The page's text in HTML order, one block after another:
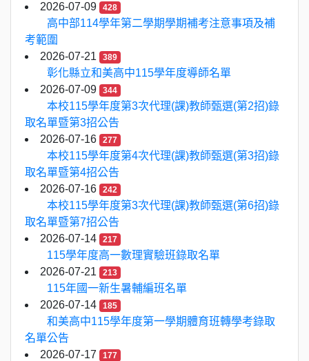
2026-07-09
428
高中部114學年第二學期學期補考注意事項及補
考範圍
2026-07-21
389
彰化縣立和美高中115學年度導師名單
2026-07-09
344
本校115學年度第3次代理(課)教師甄選(第2招)錄
取名單暨第3招公告
2026-07-16
277
本校115學年度第4次代理(課)教師甄選(第3招)錄
取名單暨第4招公告
2026-07-16
242
本校115學年度第3次代理(課)教師甄選(第6招)錄
取名單暨第7招公告
2026-07-14
217
115學年度高一數理實驗班錄取名單
2026-07-21
213
115年國一新生暑輔編班名單
2026-07-14
185
和美高中115學年度第一學期體育班轉學考錄取
名單公告
2026-07-17
177